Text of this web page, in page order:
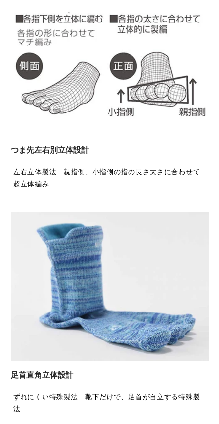
つま先左右別立体設計
左右立体製法…親指側、小指側の指の長さ太さに合わせて
超立体編み
足首直角立体設計
ずれにくい特殊製法…靴下だけで、足首が自立する特殊製
法